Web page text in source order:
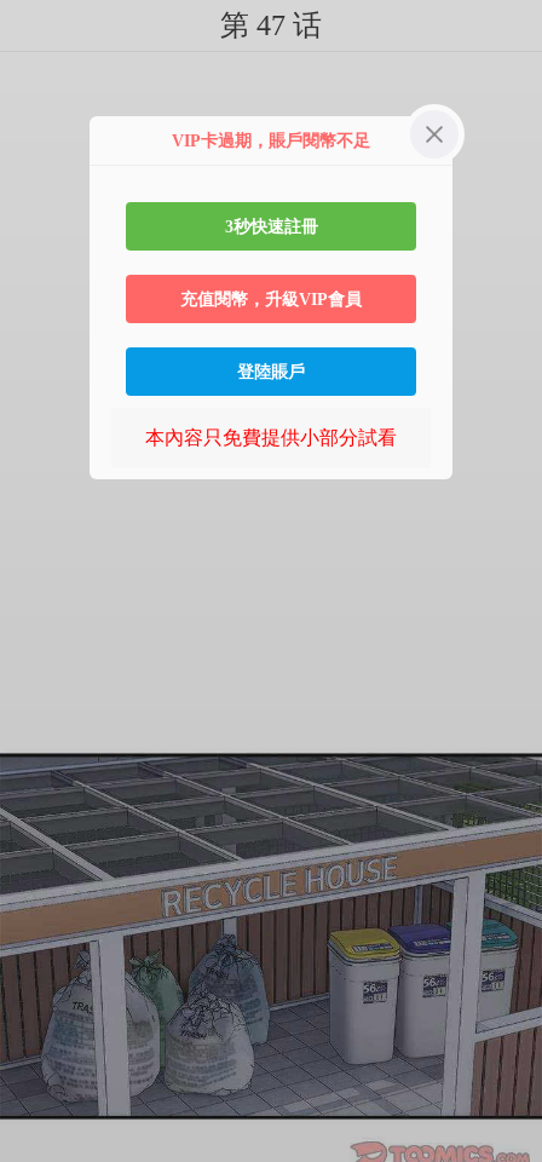
第 47 话
VIP卡過期，賬戶閱幣不足
3秒快速註冊
充值閱幣，升級VIP會員
登陸賬戶
本內容只免費提供小部分試看